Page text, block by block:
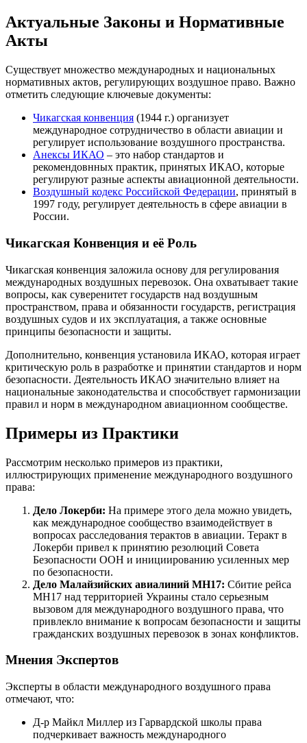
Актуальные Законы и Нормативные
Акты
Существует множество международных и национальных
нормативных актов, регулирующих воздушное право. Важно
отметить следующие ключевые документы:
Чикагская конвенция (1944 г.) организует
международное сотрудничество в области авиации и
регулирует использование воздушного пространства.
Анексы ИКАО – это набор стандартов и
рекомендовнных практик, принятых ИКАО, которые
регулируют разные аспекты авиационной деятельности.
Воздушный кодекс Российской Федерации, принятый в
1997 году, регулирует деятельность в сфере авиации в
России.
Чикагская Конвенция и её Роль
Чикагская конвенция заложила основу для регулирования
международных воздушных перевозок. Она охватывает такие
вопросы, как суверенитет государств над воздушным
пространством, права и обязанности государств, регистрация
воздушных судов и их эксплуатация, а также основные
принципы безопасности и защиты.
Дополнительно, конвенция установила ИКАО, которая играет
критическую роль в разработке и принятии стандартов и норм
безопасности. Деятельность ИКАО значительно влияет на
национальные законодательства и способствует гармонизации
правил и норм в международном авиационном сообществе.
Примеры из Практики
Рассмотрим несколько примеров из практики,
иллюстрирующих применение международного воздушного
права:
Дело Локерби: На примере этого дела можно увидеть,
как международное сообщество взаимодействует в
вопросах расследования терактов в авиации. Теракт в
Локерби привел к принятию резолюций Совета
Безопасности ООН и инициированию усиленных мер
по безопасности.
Дело Малайзийских авиалиний MH17: Сбитие рейса
MH17 над территорией Украины стало серьезным
вызовом для международного воздушного права, что
привлекло внимание к вопросам безопасности и защиты
гражданских воздушных перевозок в зонах конфликтов.
Мнения Экспертов
Эксперты в области международного воздушного права
отмечают, что:
Д-р Майкл Миллер из Гарвардской школы права
подчеркивает важность международного